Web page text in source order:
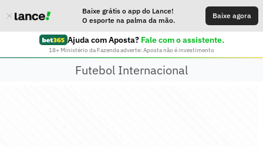
Baixe grátis o app do Lance!
O esporte na palma da mão.
Baixe agora
Ajuda com Aposta? Fale com o assistente.
18+ Ministério da Fazenda adverte: Aposta não é investimento
Futebol Internacional